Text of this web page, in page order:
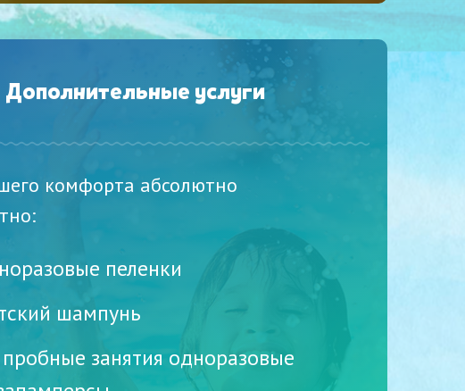
Дополнительные услуги
комфорта абсолютно
пеленки
шампунь
занятия одноразовые